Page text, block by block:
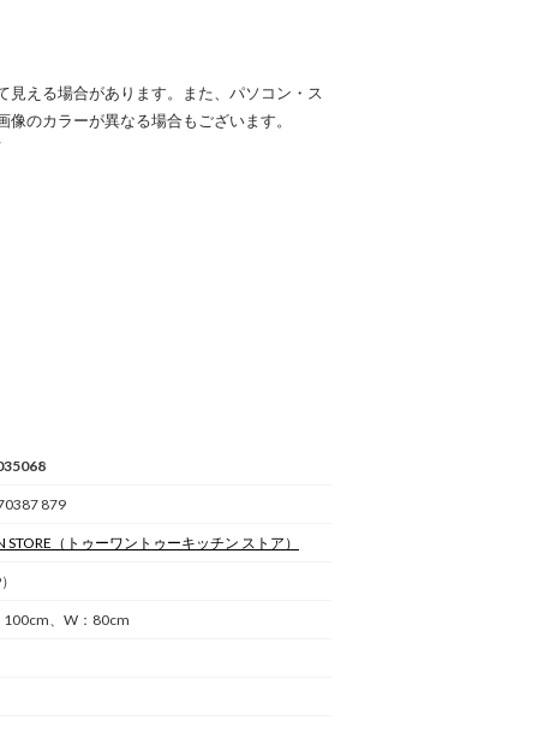
える場合があります。また、パソコン・ス
のカラーが異なる場合もございます。
879
STORE （トゥーワントゥーキッチン ストア）
100cm、W：80cm